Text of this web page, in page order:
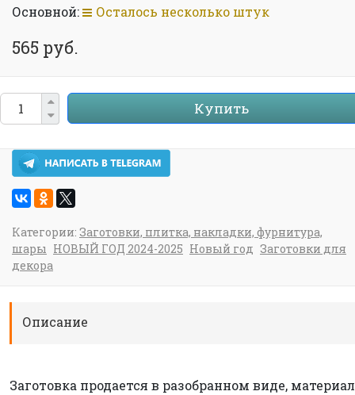
Основной: Осталось несколько штук
565 руб.
Купить
Категории: Заготовки, плитка, накладки, фурнитура,
шары НОВЫЙ ГОД 2024-2025 Новый год Заготовки для
декора
Описание
Заготовка продается в разобранном виде, материал